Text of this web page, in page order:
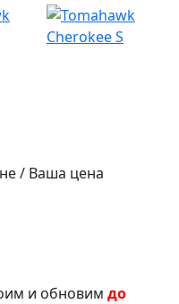
/ Ваша цена
и обновим до